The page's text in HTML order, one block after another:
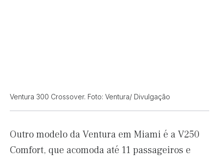
Ventura 300 Crossover. Foto: Ventura/ Divulgação
Outro modelo da Ventura em Miami é a V250
Comfort, que acomoda até 11 passageiros e